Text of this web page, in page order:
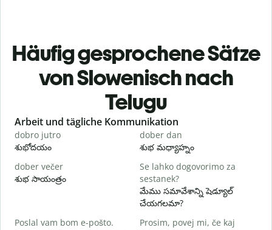
Häufig gesprochene Sätze
von Slowenisch nach
Telugu
Slide 1 of 6
Arbeit und tägliche Kommunikation
dobro jutro
శుభోదయం
dober dan
శుభ మధ్యాహ్నం
dober večer
శుభ సాయంత్రం
Se lahko dogovorimo za
sestanek?
మేము సమావేశాన్ని షెడ్యూల్
చేయగలమా?
Poslal vam bom e-pošto.
Prosim, povej mi, če kaj